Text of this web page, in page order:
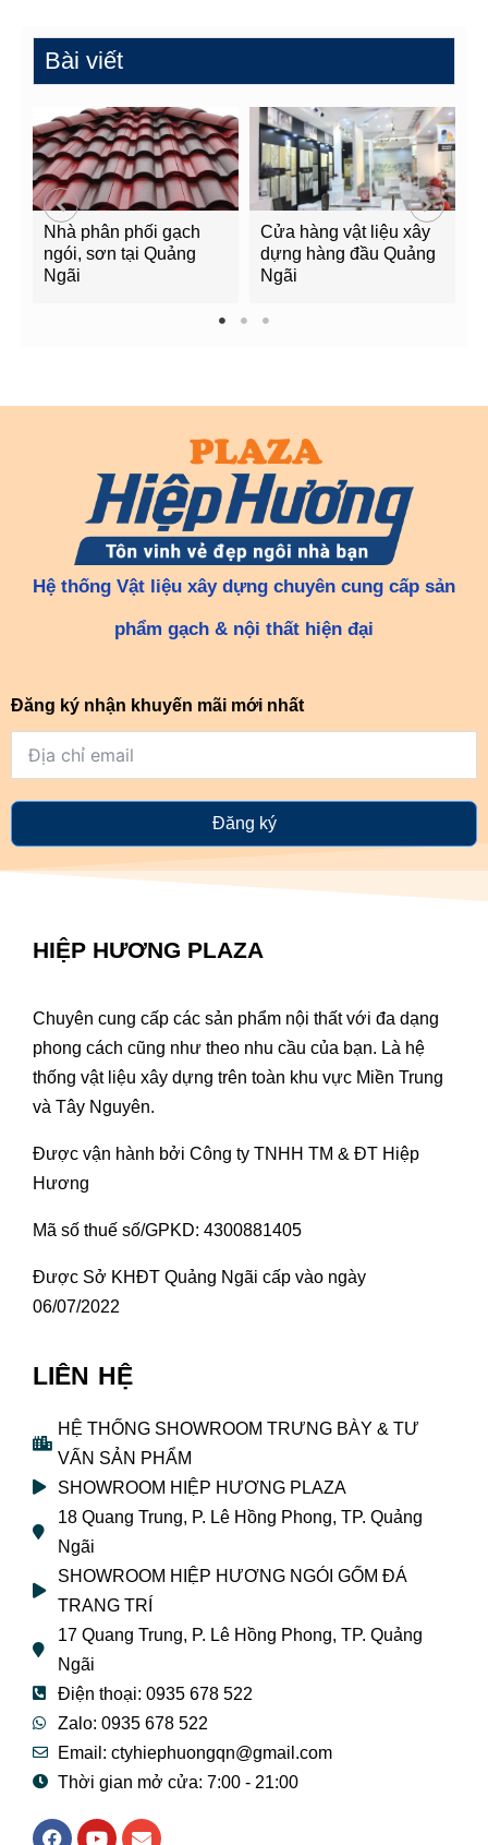
Bài viết
Nhà phân phối gạch
ngói, sơn tại Quảng
Ngãi
Cửa hàng vật liệu xây
dựng hàng đầu Quảng
Ngãi
1 2 3
Hệ thống Vật liệu xây dựng chuyên cung cấp sản
phẩm gạch & nội thất hiện đại
Đăng ký nhận khuyến mãi mới nhất
Đăng ký
HIỆP HƯƠNG PLAZA
Chuyên cung cấp các sản phẩm nội thất với đa dạng
phong cách cũng như theo nhu cầu của bạn. Là hệ
thống vật liệu xây dựng trên toàn khu vực Miền Trung
và Tây Nguyên.
Được vận hành bởi Công ty TNHH TM & ĐT Hiệp
Hương
Mã số thuế số/GPKD: 4300881405
Được Sở KHĐT Quảng Ngãi cấp vào ngày
06/07/2022
LIÊN HỆ
HỆ THỐNG SHOWROOM TRƯNG BÀY & TƯ
VẤN SẢN PHẨM
SHOWROOM HIỆP HƯƠNG PLAZA
18 Quang Trung, P. Lê Hồng Phong, TP. Quảng
Ngãi
SHOWROOM HIỆP HƯƠNG NGÓI GỐM ĐÁ
TRANG TRÍ
17 Quang Trung, P. Lê Hồng Phong, TP. Quảng
Ngãi
Điện thoại: 0935 678 522
Zalo: 0935 678 522
Email: ctyhiephuongqn@gmail.com
Thời gian mở cửa: 7:00 - 21:00
F
Y
E